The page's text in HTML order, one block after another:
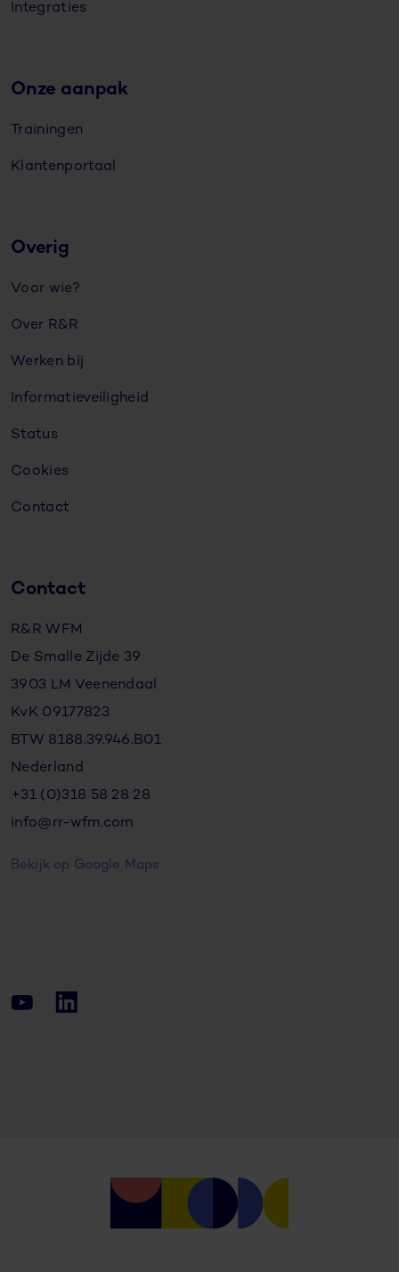
Integraties
Onze aanpak
Trainingen
Klantenportaal
Overig
Voor wie?
Over R&R
Werken bij
Informatieveiligheid
Status
Cookies
Contact
Contact
R&R WFM
De Smalle Zijde 39
3903 LM Veenendaal
KvK 09177823
BTW 8188.39.946.B01
Nederland
+31 (0)318 58 28 28
info@rr-wfm.com
Bekijk op Google Maps